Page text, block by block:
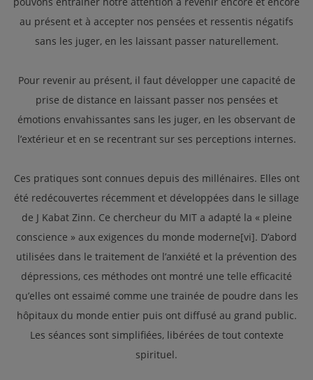
au présent et à accepter nos pensées et ressentis négatifs
sans les juger, en les laissant passer naturellement.
Pour revenir au présent, il faut développer une capacité de
prise de distance en laissant passer nos pensées et
émotions envahissantes sans les juger, en les observant de
l’extérieur et en se recentrant sur ses perceptions internes.
Ces pratiques sont connues depuis des millénaires. Elles ont
été redécouvertes récemment et développées dans le sillage
de J Kabat Zinn. Ce chercheur du MIT a adapté la « pleine
conscience » aux exigences du monde moderne[vi]. D’abord
utilisées dans le traitement de l’anxiété et la prévention des
dépressions, ces méthodes ont montré une telle efficacité
qu’elles ont essaimé comme une trainée de poudre dans les
hôpitaux du monde entier puis ont diffusé au grand public.
Les séances sont simplifiées, libérées de tout contexte
spirituel.